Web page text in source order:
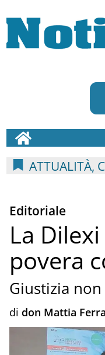
ATTUALITÀ,
Editoriale
La
povera
Giustizia
di don Mattia